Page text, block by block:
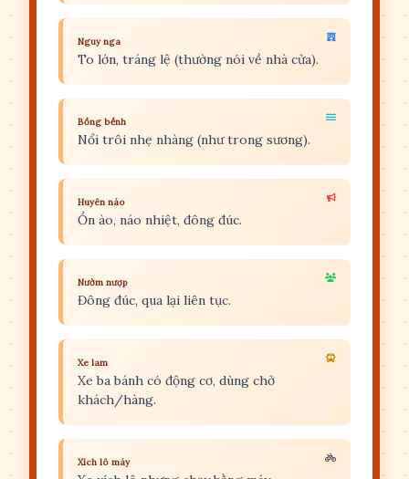
Nguy nga
To lớn, tráng lệ (thường nói về nhà cửa).
Bồng bềnh
Nổi trôi nhẹ nhàng (như trong sương).
Huyên náo
Ồn ào, náo nhiệt, đông đúc.
Nườm nượp
Đông đúc, qua lại liên tục.
Xe lam
Xe ba bánh có động cơ, dùng chở
khách/hàng.
Xích lô máy